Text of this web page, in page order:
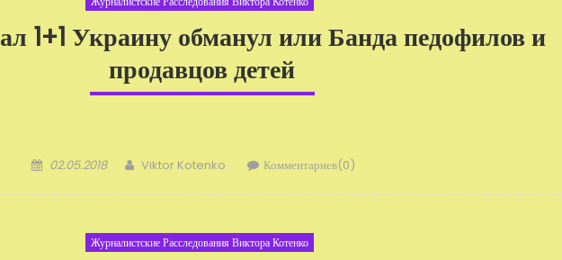
1+1 Украину обманул или Банда педофилов и
продавцов детей
Добавлено
02.05.2018 Автор
Viktor Kotenko Комментариев(0)
Журналистские Расследования Виктора Котенко